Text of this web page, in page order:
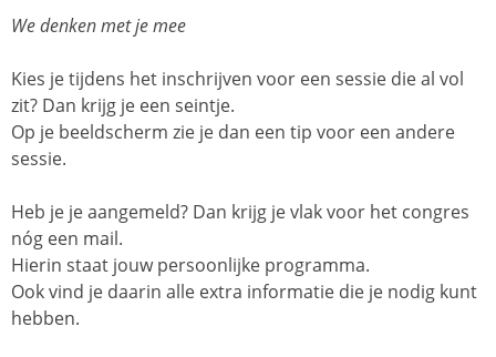
We denken met je mee
Kies je tijdens het inschrijven voor een sessie die al vol
zit? Dan krijg je een seintje.
Op je beeldscherm zie je dan een tip voor een andere
sessie.
Heb je je aangemeld? Dan krijg je vlak voor het congres
nóg een mail.
Hierin staat jouw persoonlijke programma.
Ook vind je daarin alle extra informatie die je nodig kunt
hebben.